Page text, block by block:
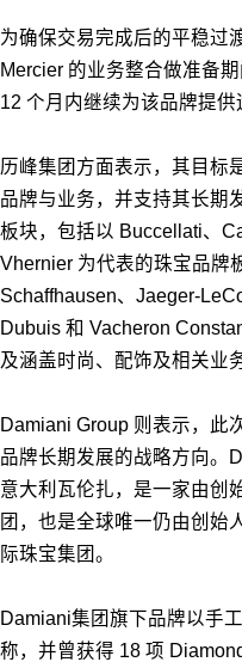
为确保交易完成后的平稳过
Mercier 的业务整合做准备
12 个月内继续为该品牌提供
历峰集团方面表示，其目标
品牌与业务，并支持其长期
板块，包括以 Buccellati、
Vhernier 为代表的珠宝品牌
Schaffhausen、Jaeger-
Dubuis 和 Vacheron
及涵盖时尚、配饰及相关业
Damiani Group 则表示，此
品牌长期发展的战略方向。
意大利瓦伦扎，是一家由创
团，也是全球唯一仍由创始
际珠宝集团。
Damiani集团旗下品牌以手
称，并曾获得 18 项